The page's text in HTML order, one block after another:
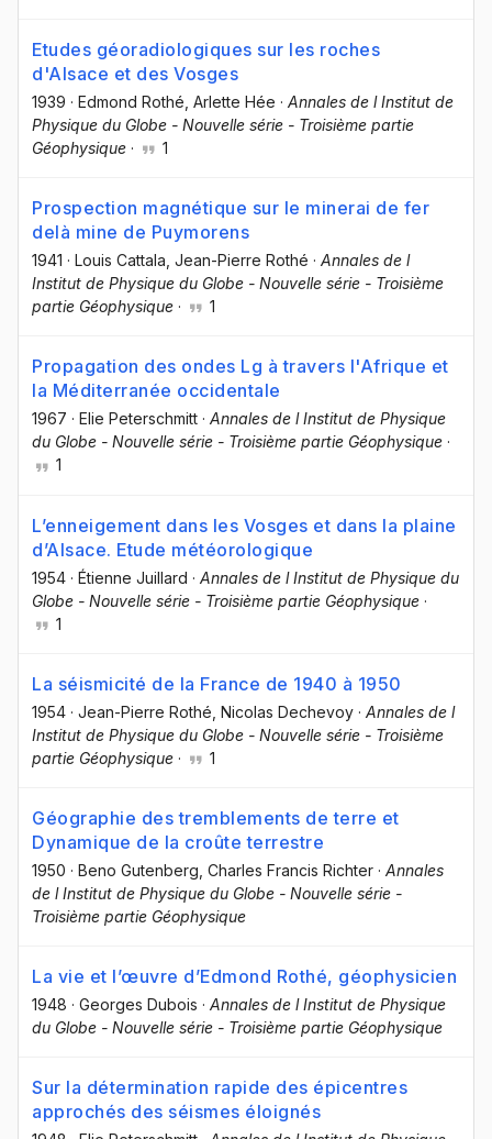
Etudes géoradiologiques sur les roches
d'Alsace et des Vosges
1939 · Edmond Rothé , Arlette Hée · Annales de l Institut de
Physique du Globe - Nouvelle série - Troisième partie
Géophysique · 1
Prospection magnétique sur le minerai de fer
delà mine de Puymorens
1941 · Louis Cattala , Jean-Pierre Rothé · Annales de l
Institut de Physique du Globe - Nouvelle série - Troisième
partie Géophysique · 1
Propagation des ondes Lg à travers l'Afrique et
la Méditerranée occidentale
1967 · Elie Peterschmitt · Annales de l Institut de Physique
du Globe - Nouvelle série - Troisième partie Géophysique ·
1
L’enneigement dans les Vosges et dans la plaine
d’Alsace. Etude météorologique
1954 · Étienne Juillard · Annales de l Institut de Physique du
Globe - Nouvelle série - Troisième partie Géophysique ·
1
La séismicité de la France de 1940 à 1950
1954 · Jean-Pierre Rothé , Nicolas Dechevoy · Annales de l
Institut de Physique du Globe - Nouvelle série - Troisième
partie Géophysique · 1
Géographie des tremblements de terre et
Dynamique de la croûte terrestre
1950 · Beno Gutenberg , Charles Francis Richter · Annales
de l Institut de Physique du Globe - Nouvelle série -
Troisième partie Géophysique
La vie et l’œuvre d’Edmond Rothé, géophysicien
1948 · Georges Dubois · Annales de l Institut de Physique
du Globe - Nouvelle série - Troisième partie Géophysique
Sur la détermination rapide des épicentres
approchés des séismes éloignés